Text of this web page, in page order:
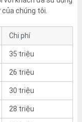
chúng tôi.
Chi phí
35 triệu
26 triệu
30 triệu
28 triệu